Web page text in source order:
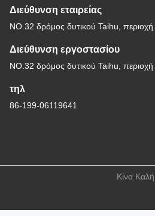
Διεύθυνση εταιρείας
NO.32 δρόμος δυτικού Taihu,
Διεύθυνση εργοστασίου
NO.32 δρόμος δυτικού Taihu,
τηλ
86-199-06119641
Κίνα